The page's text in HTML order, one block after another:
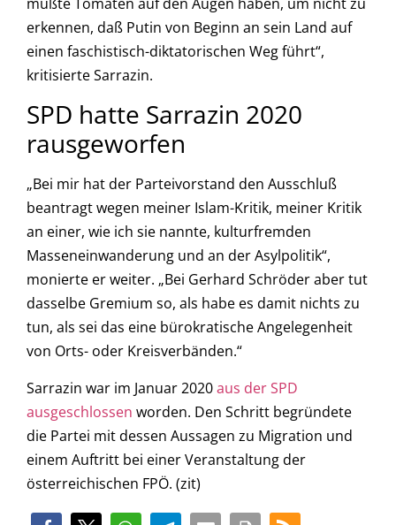
erkennen, daß Putin von Beginn an sein Land auf
einen faschistisch-diktatorischen Weg führt“,
kritisierte Sarrazin.
SPD hatte Sarrazin 2020
rausgeworfen
„Bei mir hat der Parteivorstand den Ausschluß
beantragt wegen meiner Islam-Kritik, meiner Kritik
an einer, wie ich sie nannte, kulturfremden
Masseneinwanderung und an der Asylpolitik“,
monierte er weiter. „Bei Gerhard Schröder aber tut
dasselbe Gremium so, als habe es damit nichts zu
tun, als sei das eine bürokratische Angelegenheit
von Orts- oder Kreisverbänden.“
Sarrazin war im Januar 2020aus der SPD
ausgeschlossen worden. Den Schritt begründete
die Partei mit dessen Aussagen zu Migration und
einem Auftritt bei einer Veranstaltung der
österreichischen FPÖ. (zit)